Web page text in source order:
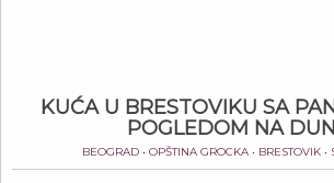
KUĆA U BRESTOVIKU SA
POGLEDOM NA
BEOGRAD • OPŠTINA GROCKA • BRESTOVIK •